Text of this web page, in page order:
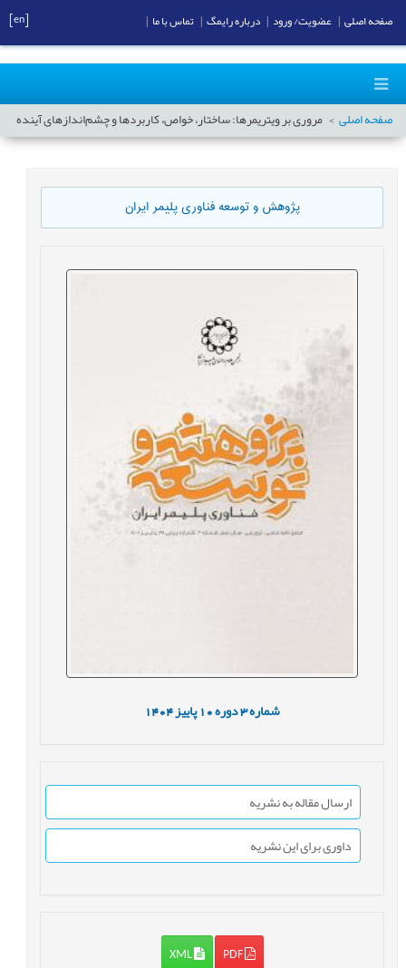
صفحه اصلی مروری بر ویتریمرها: ساختار، خواص، کاربردها و چشم‌اندازهای آینده
پژوهش و توسعه فناوری پلیمر ایران
شماره3 دوره10 پاییز1404
ارسال مقاله به نشریه
داوری برای این نشریه
PDF
XML
صفحه اصلی عضویت/ ورود درباره رایمگ تماس با ما